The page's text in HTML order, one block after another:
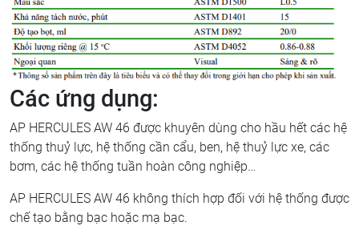
Các ứng dụng:
AP HERCULES AW 46 được khuyên dùng cho hầu hết các hệ
thống thuỷ lực, hệ thống cần cẩu, ben, hệ thuỷ lực xe, các
bơm, các hệ thống tuần hoàn công nghiệp…
AP HERCULES AW 46 không thích hợp đối với hệ thống được
chế tạo bằng bạc hoặc mạ bạc.